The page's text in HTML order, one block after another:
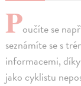
Poučíte se
seznámíte se s
informacemi,
jako cyklistu